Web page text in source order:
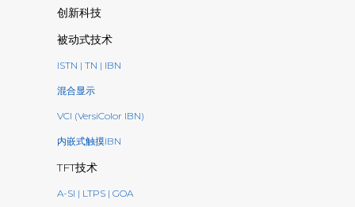
创新科技
被动式技术
ISTN | TN | IBN
混合显示
VCI (VersiColor IBN)
内嵌式触摸IBN
TFT技术
A-SI | LTPS | GOA